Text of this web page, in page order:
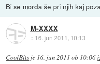
Bi se morda še pri njih kaj
M-XXXX
:: 16. jun 2011, 10:13
CoolBits je 16. jun 2011 ob 10:06